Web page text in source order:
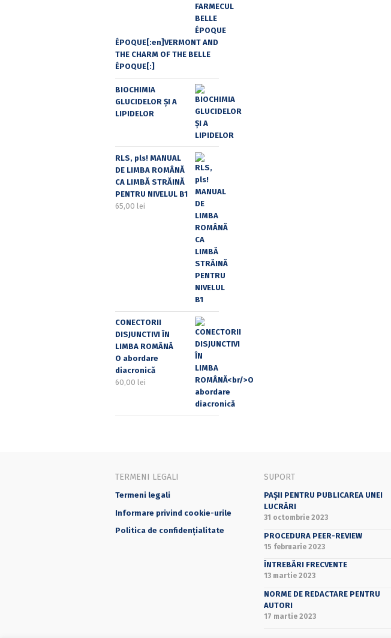
ÉPOQUE[:en]VERMONT AND
THE CHARM OF THE BELLE
ÉPOQUE[:]
BIOCHIMIA
GLUCIDELOR ȘI A
LIPIDELOR
RLS, pls! MANUAL
DE LIMBA ROMÂNĂ
CA LIMBĂ STRĂINĂ
PENTRU NIVELUL B1
65,00 lei
CONECTORII
DISJUNCTIVI ÎN
LIMBA ROMÂNĂ
O abordare
diacronică
60,00 lei
TERMENI LEGALI
Termeni legali
Informare privind cookie-urile
Politica de confidențialitate
SUPORT
PAȘII PENTRU PUBLICAREA UNEI
LUCRĂRI
31 octombrie 2023
PROCEDURA PEER-REVIEW
15 februarie 2023
ÎNTREBĂRI FRECVENTE
13 martie 2023
NORME DE REDACTARE PENTRU
AUTORI
17 martie 2023